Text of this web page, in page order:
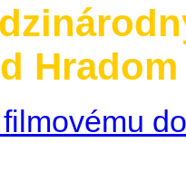
Hradom